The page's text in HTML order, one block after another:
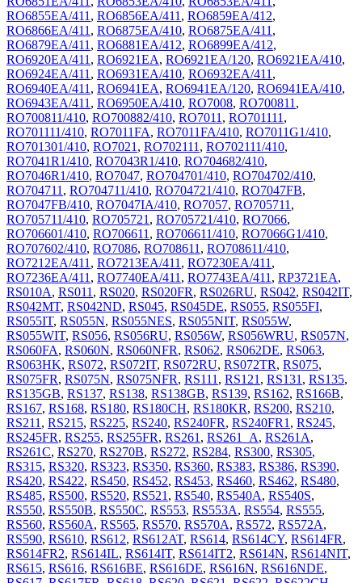
RO6855EA/411 , RO6856EA/411 , RO6859EA/412,
RO6866EA/411 , RO6875EA/410, RO6875EA/411 ,
RO6879EA/411 , RO6881EA/412, RO6899EA/412,
RO6920EA/411 , RO6921EA, RO6921EA/120, RO6921EA/410,
RO6924EA/411 , RO6931EA/410, RO6932EA/411 ,
RO6940EA/411 , RO6941EA, RO6941EA/120, RO6941EA/410,
RO6943EA/411 , RO6950EA/410, RO7008, RO700811 ,
RO700811/410, RO700882/410, RO7011 , RO701111 ,
RO701111/410, RO7011FA, RO7011FA/410, RO7011G1/410,
RO701301/410, RO7021 , RO702111 , RO702111/410,
RO7041R1/410, RO7043R1/410, RO704682/410,
RO7046R1/410, RO7047, RO704701/410, RO704702/410,
RO704711 , RO704711/410, RO704721/410, RO7047FB,
RO7047FB/410, RO7047IA/410, RO7057, RO705711 ,
RO705711/410, RO705721 , RO705721/410, RO7066,
RO706601/410, RO706611 , RO706611/410, RO7066G1/410,
RO707602/410, RO7086, RO708611 , RO708611/410,
RO7212EA/411 , RO7213EA/411 , RO7230EA/411 ,
RO7236EA/411 , RO7740EA/411 , RO7743EA/411 , RP3721EA,
RS010A, RS011 , RS020, RS020FR, RS026RU, RS042, RS042IT,
RS042MT, RS042ND, RS045, RS045DE, RS055, RS055FI,
RS055IT, RS055N, RS055NES, RS055NIT, RS055W,
RS055WIT, RS056, RS056RU, RS056W, RS056WRU, RS057N,
RS060FA, RS060N, RS060NFR, RS062, RS062DE, RS063,
RS063HK, RS072, RS072IT, RS072RU, RS072TR, RS075,
RS075FR, RS075N, RS075NFR, RS111 , RS121 , RS131 , RS135,
RS135GB, RS137, RS138, RS138GB, RS139, RS162, RS166B,
RS167, RS168, RS180, RS180CH, RS180KR, RS200, RS210,
RS211 , RS215, RS225, RS240, RS240FR, RS240FR1 , RS245,
RS245FR, RS255, RS255FR, RS261 , RS261_A, RS261A,
RS261C, RS270, RS270B, RS272, RS284, RS300, RS305,
RS315, RS320, RS323, RS350, RS360, RS383, RS386, RS390,
RS420, RS422, RS450, RS452, RS453, RS460, RS462, RS480,
RS485, RS500, RS520, RS521 , RS540, RS540A, RS540S,
RS550, RS550B, RS550C, RS553, RS553A, RS554, RS555,
RS560, RS560A, RS565, RS570, RS570A, RS572, RS572A,
RS590, RS610, RS612, RS612AT, RS614, RS614CY, RS614FR,
RS614FR2, RS614IL, RS614IT, RS614IT2, RS614N, RS614NIT,
RS615, RS616, RS616BE, RS616DE, RS616N, RS616NDE,